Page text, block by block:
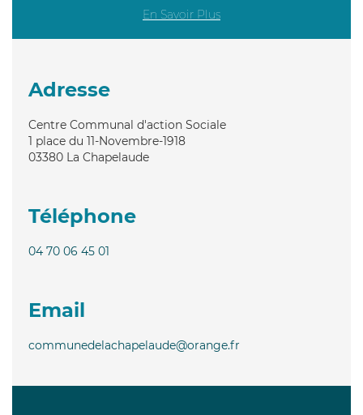
En Savoir Plus
Adresse
Centre Communal d'action Sociale
1 place du 11-Novembre-1918
03380 La Chapelaude
Téléphone
04 70 06 45 01
Email
communedelachapelaude@orange.fr